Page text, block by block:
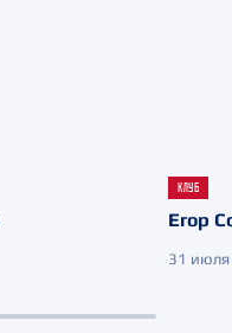
КЛУБ
Егор
31 июля